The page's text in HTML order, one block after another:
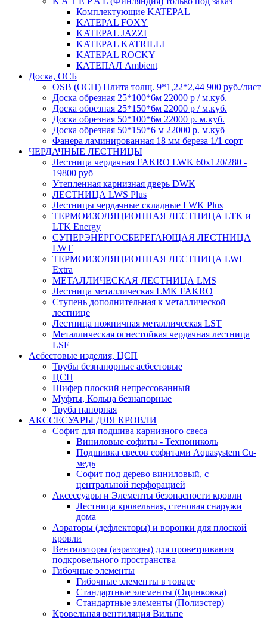
Комплектующие KATEPAL
KATEPAL FOXY
KATEPAL JAZZI
KATEPAL KATRILLI
KATEPAL ROCKY
КАТЕПАЛ Ambient
Доска, ОСБ
OSB (ОСП) Плита толщ. 9*1,22*2,44 900 руб./лист
Доска обрезная 25*100*6м 22000 р / м.куб.
Доска обрезная 25*150*6м 22000 р / м.куб.
Доска обрезная 50*100*6м 22000 р. м.куб.
Доска обрезная 50*150*6 м 22000 р. м.куб
Фанера ламинированная 18 мм береза 1/1 сорт
ЧЕРДАЧНЫЕ ЛЕСТНИЦЫ
Лестница чердачная FAKRO LWK 60х120/280 -
19800 руб
Утепленная карнизная дверь DWK
ЛЕСТНИЦА LWS Plus
Лестницы чердачные складные LWK Plus
ТЕРМОИЗОЛЯЦИОННАЯ ЛЕСТНИЦА LTK и
LTK Energy
СУПЕРЭНЕРГОСБЕРЕГАЮЩАЯ ЛЕСТНИЦА
LWT
ТЕРМОИЗОЛЯЦИОННАЯ ЛЕСТНИЦА LWL
Extra
МЕТАЛЛИЧЕСКАЯ ЛЕСТНИЦА LMS
Лестница металлическая LMK FAKRO
Ступень дополнительная к металлической
лестнице
Лестница ножничная металлическая LST
Металлическая огнестойкая чердачная лестница
LSF
Асбестовые изделия, ЦСП
Трубы безнапорные асбестовые
ЦСП
Шифер плоский непрессованный
Муфты, Кольца безнапорные
Труба напорная
АКССЕСУАРЫ ДЛЯ КРОВЛИ
Софит для подшива карнизного свеса
Виниловые софиты - Технониколь
Подшивка свесов софитами Aquasystem Cu-
медь
Софит под дерево виниловый, с
центральной перфорацией
Аксессуары и Элементы безопасности кровли
Лестница кровельная, стеновая снаружи
дома
Аэраторы (дефлекторы) и воронки для плоской
кровли
Вентиляторы (аэраторы) для проветривания
подкровельного пространства
Гибочные элементы
Гибочные элементы в товаре
Стандартные элементы (Оцинковка)
Стандартные элементы (Полиэстер)
Кровельная вентиляция Вильпе